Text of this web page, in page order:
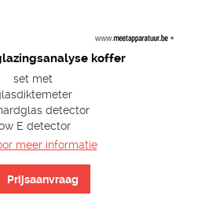
koffer
set met
detector
E detector
meer informatie
Prijsaanvraag